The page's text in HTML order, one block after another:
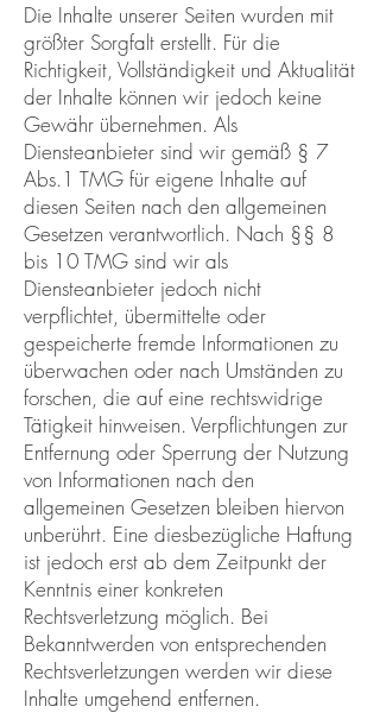
Die Inhalte unserer Seiten wurden mit
größter Sorgfalt erstellt. Für die
Richtigkeit, Vollständigkeit und Aktualität
der Inhalte können wir jedoch keine
Gewähr übernehmen. Als
Diensteanbieter sind wir gemäß § 7
Abs.1 TMG für eigene Inhalte auf
diesen Seiten nach den allgemeinen
Gesetzen verantwortlich. Nach §§ 8
bis 10 TMG sind wir als
Diensteanbieter jedoch nicht
verpflichtet, übermittelte oder
gespeicherte fremde Informationen zu
überwachen oder nach Umständen zu
forschen, die auf eine rechtswidrige
Tätigkeit hinweisen. Verpflichtungen zur
Entfernung oder Sperrung der Nutzung
von Informationen nach den
allgemeinen Gesetzen bleiben hiervon
unberührt. Eine diesbezügliche Haftung
ist jedoch erst ab dem Zeitpunkt der
Kenntnis einer konkreten
Rechtsverletzung möglich. Bei
Bekanntwerden von entsprechenden
Rechtsverletzungen werden wir diese
Inhalte umgehend entfernen.